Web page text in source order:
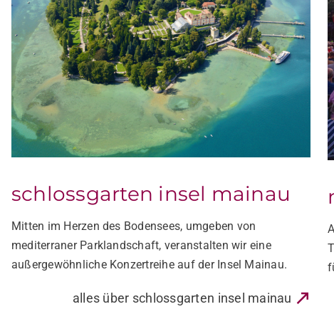
neues schloss tettnang
Am Bodensee erhebt sich majestätisch das Schloss
Tettnang. Die einzigartige Kulisse bietet ein wahrhaft
fürstliches Open Air Ambiente!
alles über neues schloss tettnang